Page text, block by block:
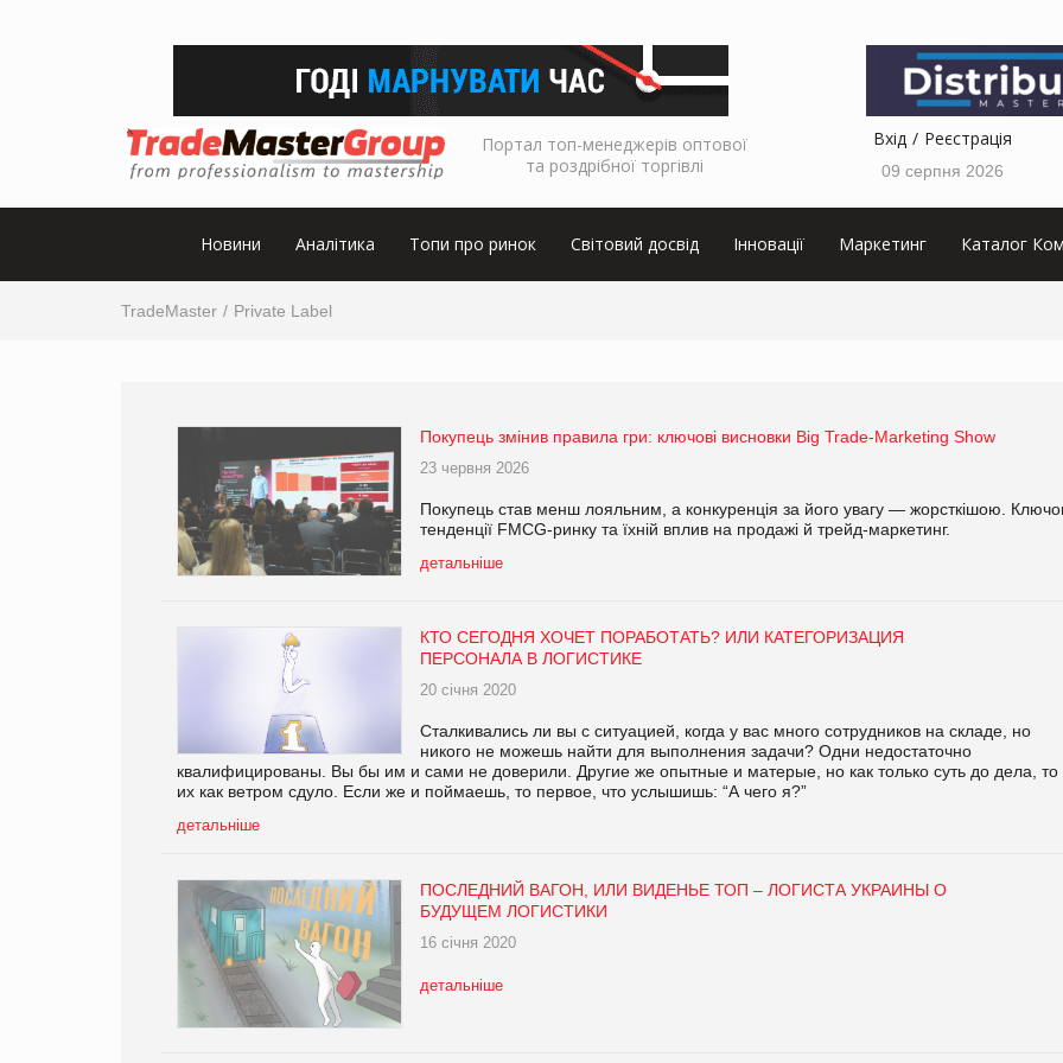
Портал топ-менеджерів оптової
та роздрібної торгівлі
Вхід Реєстрація
09 серпня 2026
Новини Аналітика Топи про ринок Світовий досвід Інновації Маркетинг Каталог
TradeMaster Private Label
Покупець змінив правила гри: ключові висновки Big Trade-Marketing Show
23 червня 2026
Покупець став менш лояльним, а конкуренція за його увагу — жорсткішою.
тенденції FMCG-ринку та їхній вплив на продажі й трейд-маркетинг.
детальніше
КТО СЕГОДНЯ ХОЧЕТ ПОРАБОТАТЬ? ИЛИ КАТЕГОРИЗАЦИЯ
ПЕРСОНАЛА В ЛОГИСТИКЕ
20 січня 2020
Сталкивались ли вы с ситуацией, когда у вас много сотрудников на складе, но
никого не можешь найти для выполнения задачи? Одни недостаточно
квалифицированы. Вы бы им и сами не доверили. Другие же опытные и матерые, но как только суть до дела, то
их как ветром сдуло. Если же и поймаешь, то первое, что услышишь: “А чего я?”
детальніше
ПОСЛЕДНИЙ ВАГОН, ИЛИ ВИДЕНЬЕ ТОП – ЛОГИСТА УКРАИНЫ О
БУДУЩЕМ ЛОГИСТИКИ
16 січня 2020
детальніше